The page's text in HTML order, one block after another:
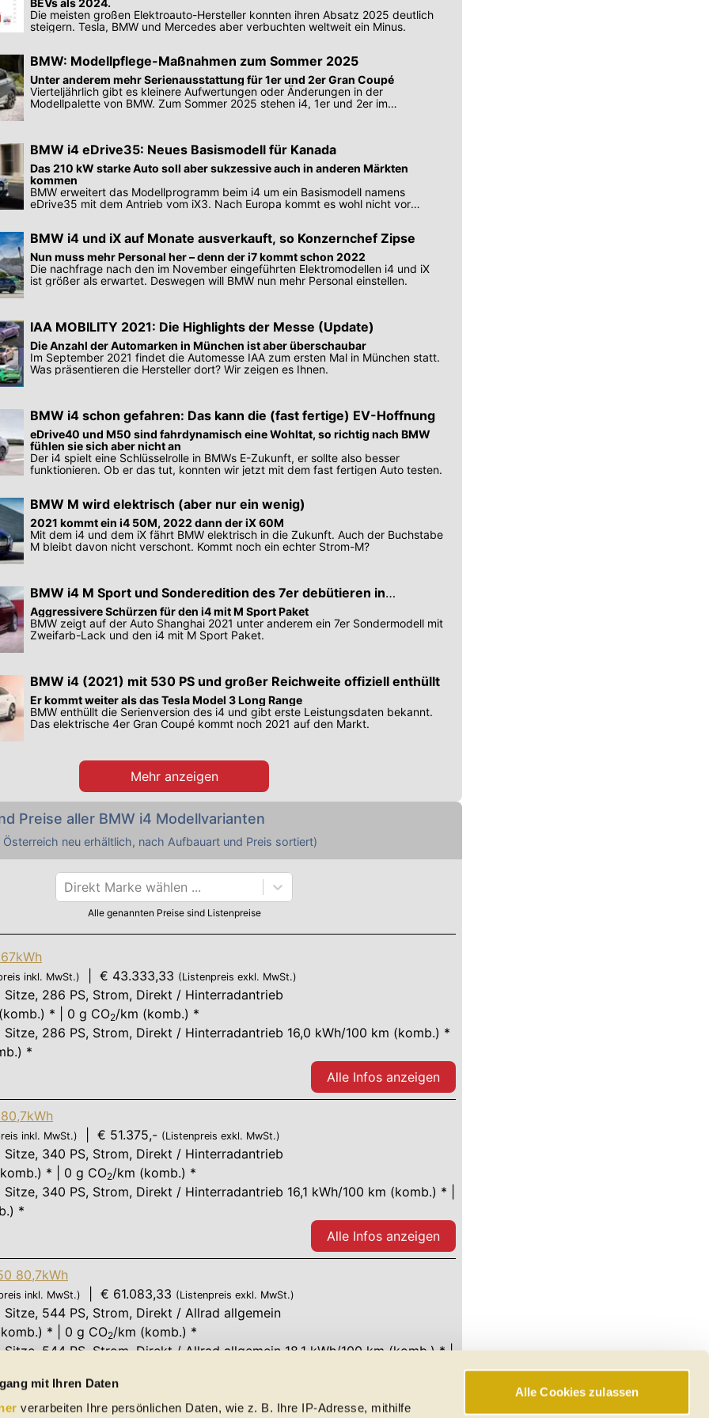
mit Ihren Daten
verarbeiten Ihre persönlichen Daten, wie z. B. Ihre IP-Adresse, mithilfe
Alle Cookies zulassen
BEVs als 2024.
Die meisten großen Elektroauto-Hersteller konnten ihren Absatz 2025 deutlich
steigern. Tesla, BMW und Mercedes aber verbuchten weltweit ein Minus.
BMW: Modellpflege-Maßnahmen zum Sommer 2025
Unter anderem mehr Serienausstattung für 1er und 2er Gran Coupé
Vierteljährlich gibt es kleinere Aufwertungen oder Änderungen in der
Modellpalette von BMW. Zum Sommer 2025 stehen i4, 1er und 2er im
BMW i4 eDrive35: Neues Basismodell für Kanada
Das 210 kW starke Auto soll aber sukzessive auch in anderen Märkten
kommen
BMW erweitert das Modellprogramm beim i4 um ein Basismodell namens
eDrive35 mit dem Antrieb vom iX3. Nach Europa kommt es wohl nicht vor
BMW i4 und iX auf Monate ausverkauft, so Konzernchef Zipse
Nun muss mehr Personal her – denn der i7 kommt schon 2022
Die nachfrage nach den im November eingeführten Elektromodellen i4 und iX
ist größer als erwartet. Deswegen will BMW nun mehr Personal einstellen.
IAA MOBILITY 2021: Die Highlights der Messe (Update)
Die Anzahl der Automarken in München ist aber überschaubar
Im September 2021 findet die Automesse IAA zum ersten Mal in München statt.
Was präsentieren die Hersteller dort? Wir zeigen es Ihnen.
BMW i4 schon gefahren: Das kann die (fast fertige) EV-Hoffnung
eDrive40 und M50 sind fahrdynamisch eine Wohltat, so richtig nach BMW
fühlen sie sich aber nicht an
Der i4 spielt eine Schlüsselrolle in BMWs E-Zukunft, er sollte also besser
funktionieren. Ob er das tut, konnten wir jetzt mit dem fast fertigen Auto testen.
BMW M wird elektrisch (aber nur ein wenig)
2021 kommt ein i4 50M, 2022 dann der iX 60M
Mit dem i4 und dem iX fährt BMW elektrisch in die Zukunft. Auch der Buchstabe
M bleibt davon nicht verschont. Kommt noch ein echter Strom-M?
BMW i4 M Sport und Sonderedition des 7er debütieren in
Shanghai
Aggressivere Schürzen für den i4 mit M Sport Paket
BMW zeigt auf der Auto Shanghai 2021 unter anderem ein 7er Sondermodell mit
Zweifarb-Lack und den i4 mit M Sport Paket.
BMW i4 (2021) mit 530 PS und großer Reichweite offiziell enthüllt
Er kommt weiter als das Tesla Model 3 Long Range
BMW enthüllt die Serienversion des i4 und gibt erste Leistungsdaten bekannt.
Das elektrische 4er Gran Coupé kommt noch 2021 auf den Markt.
Mehr anzeigen
Preise aller BMW i4 Modellvarianten
neu erhältlich, nach Aufbauart und Preis sortiert)
Direkt Marke wählen ...
Alle genannten Preise sind Listenpreise
inkl. MwSt.) | € 43.333,33 (Listenpreis exkl. MwSt.)
Sitze, 286 PS, Strom, Direkt / Hinterradantrieb
* | 0 g CO2/km (komb.) *
Sitze, 286 PS, Strom, Direkt / Hinterradantrieb 16,0 kWh/100 km (komb.) *
*
Alle Infos anzeigen
inkl. MwSt.) | € 51.375,- (Listenpreis exkl. MwSt.)
Sitze, 340 PS, Strom, Direkt / Hinterradantrieb
* | 0 g CO2/km (komb.) *
Sitze, 340 PS, Strom, Direkt / Hinterradantrieb 16,1 kWh/100 km (komb.) * |
*
Alle Infos anzeigen
80,7kWh
inkl. MwSt.) | € 61.083,33 (Listenpreis exkl. MwSt.)
Sitze, 544 PS, Strom, Direkt / Allrad allgemein
* | 0 g CO2/km (komb.) *
Sitze,544 PS, Strom, Direkt / Allrad allgemein 18,1 kWh/100 km (komb.) * |